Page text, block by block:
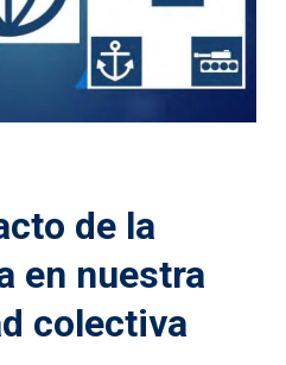
de la
en nuestra
colectiva